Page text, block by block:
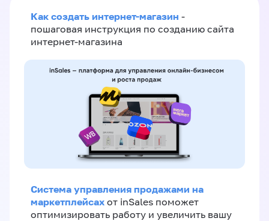
Как создать интернет-магазин -
пошаговая инструкция по созданию сайта
интернет-магазина
Система управления продажами на
маркетплейсах от inSales поможет
оптимизировать работу и увеличить вашу